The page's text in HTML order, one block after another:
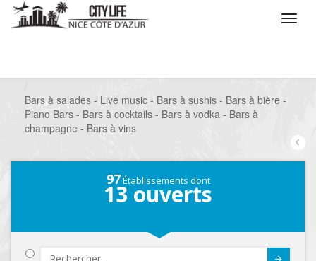
Bars à salades - Live music - Bars à sushis - Bars à bière -
Piano Bars - Bars à cocktails - Bars à vodka - Bars à
champagne - Bars à vins
97Établissements dont
13 ouverts